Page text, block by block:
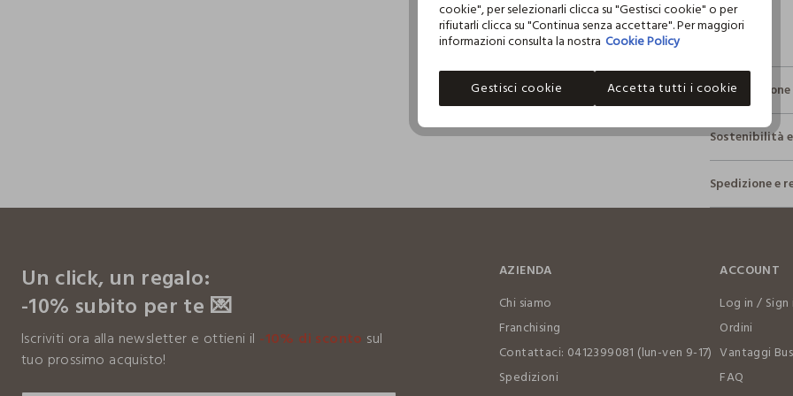
Composizione
100%
NON
NON
Sostenibilità
Sicurezza
Il 100% dei
fisici, per
Clicca qui
I nostri
KARUR
MADE IN
Spedizione e
Un click, un regalo:
-10% subito per te 💌
Iscriviti ora alla newsletter e ottieni il -10% di sconto sul
tuo prossimo acquisto!
AZIENDA
Chi siamo
Franchising
Contattaci: 0412399081 (lun-ven 9-17)
Spedizioni
ACCOUNT
Log in / Sign
Ordini
Vantaggi
FAQ
cookie", per selezionarli clicca su "Gestisci cookie" o per
rifiutarli clicca su "Continua senza accettare". Per maggiori
informazioni consulta la nostra Cookie Policy
Gestisci cookie Accetta tutti i cookie